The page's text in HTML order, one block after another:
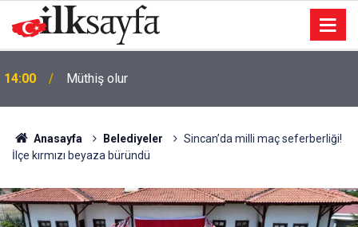
14:00 Müthiş olur
Anasayfa Belediyeler
Sincan’da milli maç seferberliği!
İlçe kırmızı beyaza büründü